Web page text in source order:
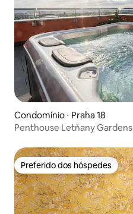
Condomínio ⋅ Praha 18
Penthouse Letňany Gardens
Preferido dos hóspedes
Preferido dos hóspedes